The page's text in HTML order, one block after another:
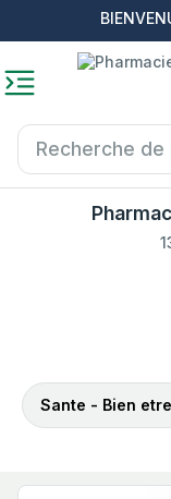
Sante - Bien etre